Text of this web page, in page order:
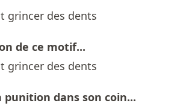
de ce motif...
punition dans son coin...